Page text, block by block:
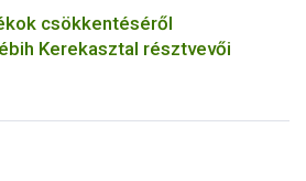
csökkentéséről
Kerekasztal résztvevői